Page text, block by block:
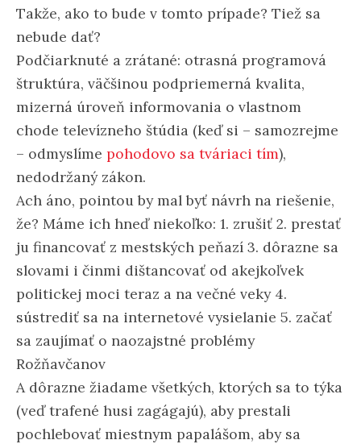
Takže, ako to bude v tomto prípade? Tiež sa
nebude dať?
Podčiarknuté a zrátané: otrasná programová
štruktúra, väčšinou podpriemerná kvalita,
mizerná úroveň informovania o vlastnom
chode televízneho štúdia (keď si – samozrejme
– odmyslíme pohodovo sa tváriaci tím),
nedodržaný zákon.
Ach áno, pointou by mal byť návrh na riešenie,
že? Máme ich hneď niekoľko: 1. zrušiť 2. prestať
ju financovať z mestských peňazí 3. dôrazne sa
slovami i činmi dištancovať od akejkoľvek
politickej moci teraz a na večné veky 4.
sústrediť sa na internetové vysielanie 5. začať
sa zaujímať o naozajstné problémy
Rožňavčanov
A dôrazne žiadame všetkých, ktorých sa to týka
(veď trafené husi zagágajú), aby prestali
pochlebovať miestnym papalášom, aby sa